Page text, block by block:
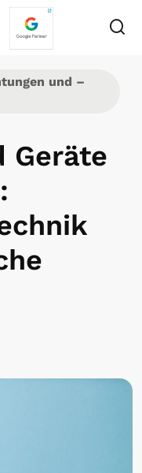
und –
Geräte